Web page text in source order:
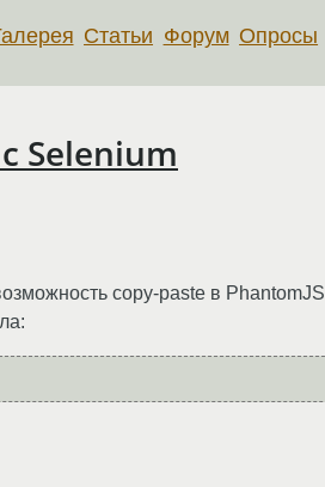
Статьи Форум Опросы
Selenium
copy-paste в